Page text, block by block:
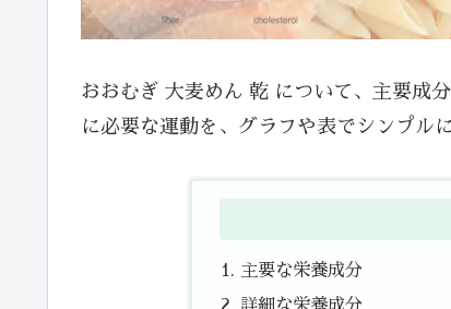
おおむぎ 大麦めん 乾 について、主要成
に必要な運動を、グラフや表でシンプル
主要な栄養成分